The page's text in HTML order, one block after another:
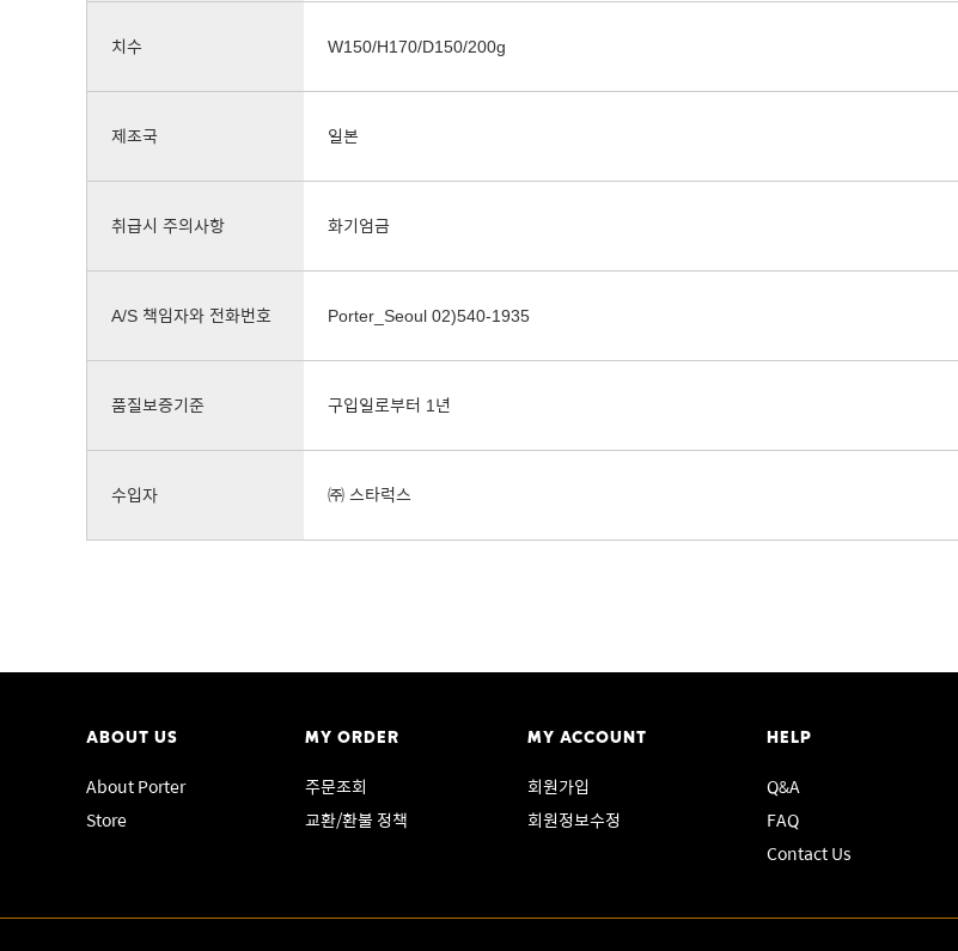
치수 W150/H170/D150/200g
제조국 일본
취급시 주의사항 화기엄금
A/S 책임자와 전화번호 Porter_Seoul 02)540-1935
품질보증기준 구입일로부터 1년
수입자 ㈜ 스타럭스
ABOUT US
About Porter
Store
MY ORDER
주문조회
교환/환불 정책
MY ACCOUNT
회원가입
회원정보수정
HELP
Q&A
FAQ
Contact Us